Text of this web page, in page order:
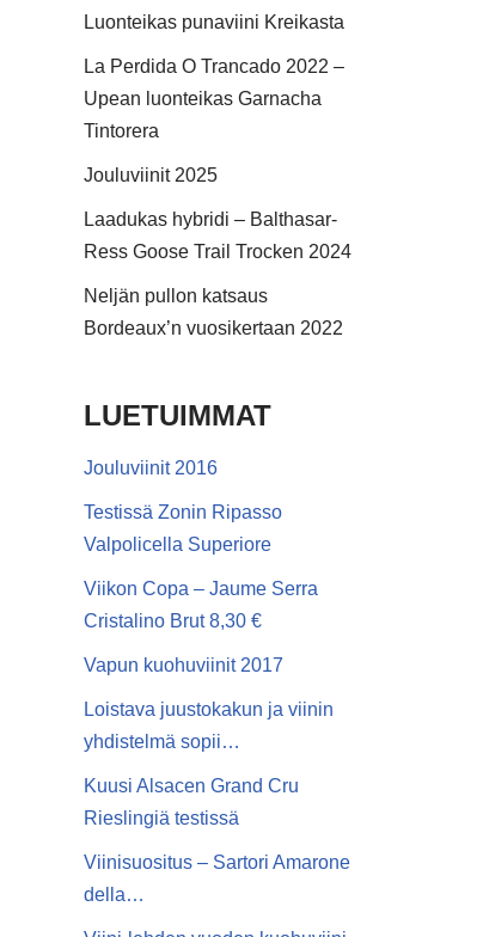
Luonteikas punaviini Kreikasta
La Perdida O Trancado 2022 –
Upean luonteikas Garnacha
Tintorera
Jouluviinit 2025
Laadukas hybridi – Balthasar-
Ress Goose Trail Trocken 2024
Neljän pullon katsaus
Bordeaux’n vuosikertaan 2022
LUETUIMMAT
Jouluviinit 2016
Testissä Zonin Ripasso
Valpolicella Superiore
Viikon Copa – Jaume Serra
Cristalino Brut 8,30 €
Vapun kuohuviinit 2017
Loistava juustokakun ja viinin
yhdistelmä sopii…
Kuusi Alsacen Grand Cru
Rieslingiä testissä
Viinisuositus – Sartori Amarone
della…